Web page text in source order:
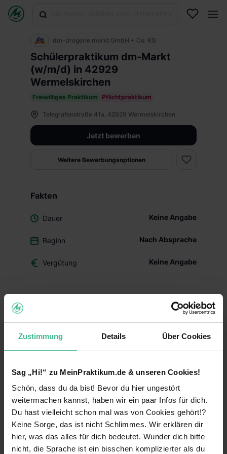
Zustimmung Details Über Cookies
Sag „Hi!“ zu MeinPraktikum.de & unseren Cookies!
Schön, dass du da bist! Bevor du hier ungestört
weitermachen kannst, haben wir ein paar Infos für dich.
Du hast vielleicht schon mal was von Cookies gehört!?
Keine Sorge, das ist nicht Schlimmes. Wir erklären dir
hier, was das alles für dich bedeutet. Wunder dich bitte
nicht, die Sprache ist ein bisschen komplizierter als du
dm-drogerie markt GmbH + Co. KG
Schülerpraktikum dm-Markt
(w/m/d) in 42929
Wermelskirchen
Freiwilliges Praktikum Pflichtpraktikum
Telegrafenstraße 41a, 42929 Wermelskirchen
Jetzt bewerben
Weitere Bewerbungsoptionen
Fakten
Dauer Keine Angabe
Beginn Nach Absprache
Vergütung Keine Angabe
Du überlegst, ob der Beruf des Drogisten oder ein
duales Studium BWL-Handel für Dich das Richtige
hinein und mach Dir Dein eigenes Bild – mit
Alltag im dm-Markt kennenlernen:Während
Deines Praktikums schaust Du hinter die
Kulissen und erfährst, welche Aufgaben im
Arbeitsalltag zu meistern sind. Du erhältst einen
Einblick in die einzelnen Abläufe wie
Warenverräumung, Warenpräsentation und
Kundenberatung.